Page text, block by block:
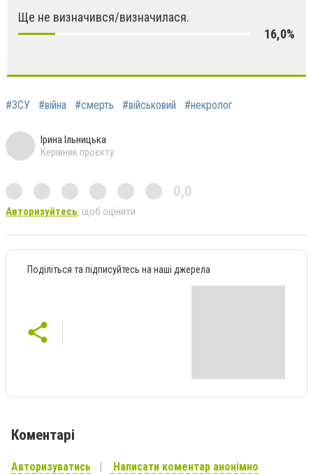
Ще не визначився/визначилася.
16,0%
#ЗСУ #війна #смерть #військовий #некролог
Ірина Ільницька
Керівник проєкту
0,0
Авторизуйтесь, щоб оцінити
Поділіться та підписуйтесь на наші джерела
Коментарі
Авторизуватись Написати коментар анонімно